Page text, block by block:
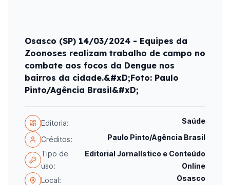
Osasco (SP) 14/03/2024 - Equipes da
Zoonoses realizam trabalho de campo no
combate aos focos da Dengue nos
bairros da cidade.&#xD;Foto: Paulo
Pinto/Agência Brasil&#xD;
Editoria: Saúde
Créditos:
Paulo Pinto/Agência Brasil
Tipo de
uso:
Editorial Jornalístico e Conteúdo
Online
Local:
Osasco